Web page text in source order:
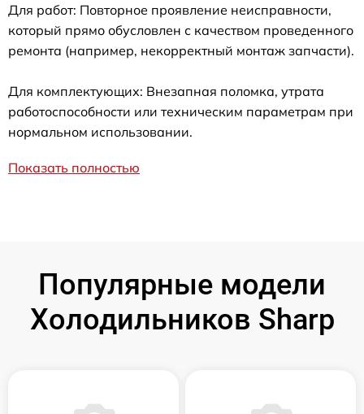
Для работ: Повторное проявление неисправности,
который прямо обусловлен с качеством проведенного
ремонта (например, некорректный монтаж запчасти).
Для комплектующих: Внезапная поломка, утрата
работоспособности или техническим параметрам при
нормальном использовании.
Показать полностью
Популярные модели
Холодильников Sharp